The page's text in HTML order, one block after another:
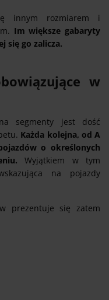
innym rozmiarem i
Im większe gabaryty
się go zalicza.
w
segmenty jest dość
Każda kolejna, od A
o określonych
Wyjątkiem w tym
na pojazdy
prezentuje się zatem